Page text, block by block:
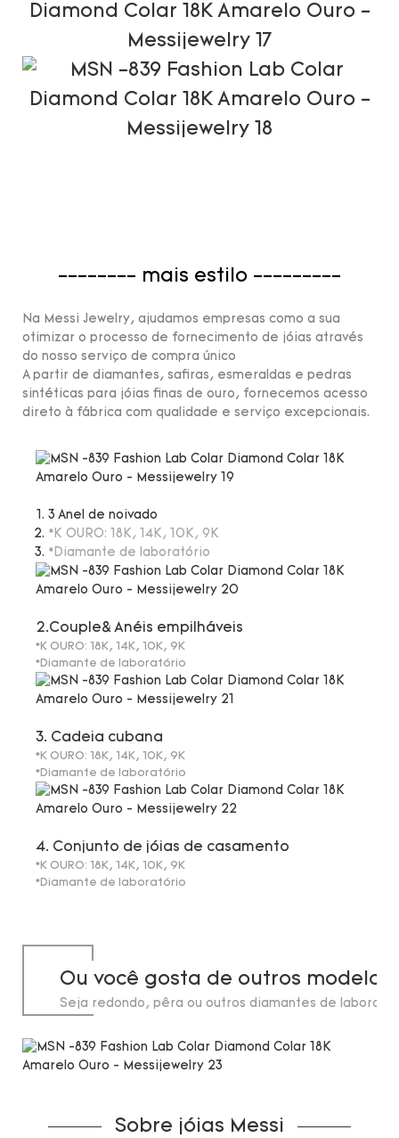
-------- mais estilo ---------
Na Messi Jewelry, ajudamos empresas como a sua
otimizar o processo de fornecimento de jóias através
do nosso serviço de compra único
A partir de diamantes, safiras, esmeraldas e pedras
sintéticas para jóias finas de ouro, fornecemos acesso
direto à fábrica com qualidade e serviço excepcionais.
3 Anel de noivado
*K OURO: 18K, 14K, 10K, 9K
*Diamante de laboratório
2.Couple& Anéis empilháveis
*K OURO: 18K, 14K, 10K, 9K
*Diamante de laboratório
3. Cadeia cubana
*K OURO: 18K, 14K, 10K, 9K
*Diamante de laboratório
4. Conjunto de jóias de casamento
*K OURO: 18K, 14K, 10K, 9K
*Diamante de laboratório
Ou você gosta de outros
Seja redondo, pêra ou outros diamantes de
Sobre jóias Messi